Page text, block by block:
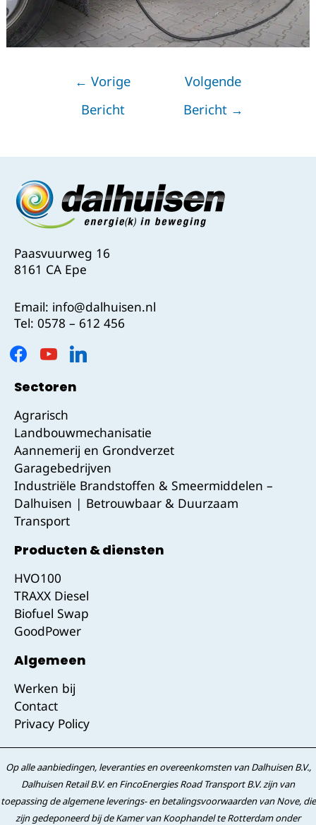
← Vorige
Bericht
Volgende
Bericht →
Paasvuurweg 16
8161 CA Epe
Email: info@dalhuisen.nl
Tel: 0578 – 612 456
Sectoren
Agrarisch
Landbouwmechanisatie
Aannemerij en Grondverzet
Garagebedrijven
Industriële Brandstoffen & Smeermiddelen –
Dalhuisen | Betrouwbaar & Duurzaam
Transport
Producten & diensten
HVO100
TRAXX Diesel
Biofuel Swap
GoodPower
Algemeen
Werken bij
Contact
Privacy Policy
Op alle aanbiedingen, leveranties en overeenkomsten van Dalhuisen B.V.,
Dalhuisen Retail B.V. en FincoEnergies Road Transport B.V. zijn van
toepassing de algemene leverings- en betalingsvoorwaarden van Nove, die
zijn gedeponeerd bij de Kamer van Koophandel te Rotterdam onder